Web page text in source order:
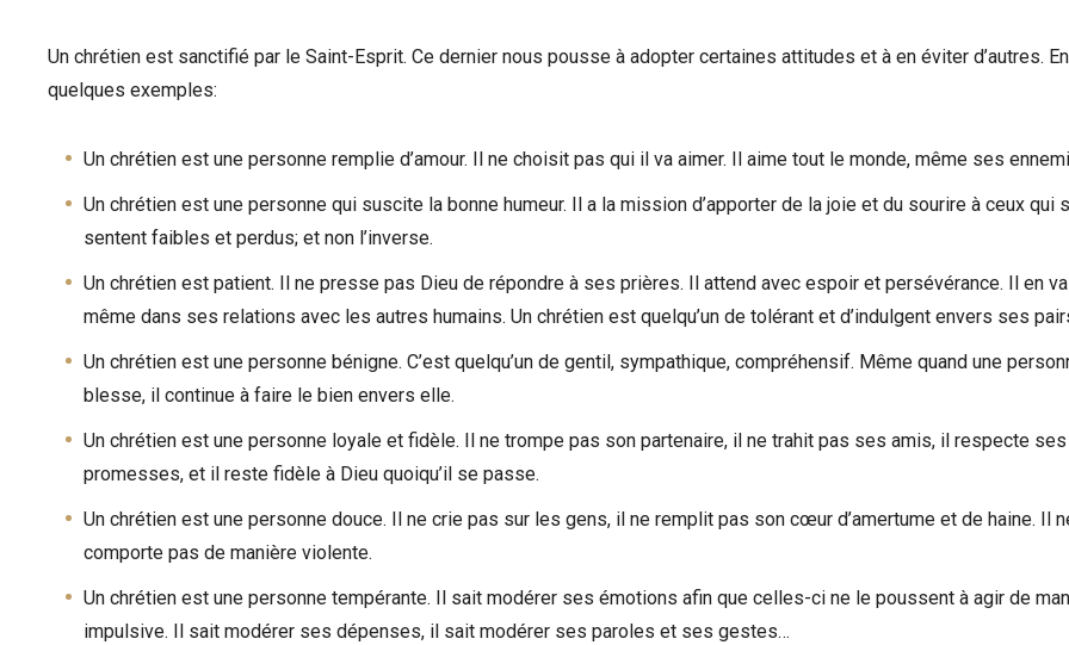
Un chrétien est sanctifié par le Saint-Esprit. Ce dernier nous pousse à adopter certaines attitudes et à en éviter d’autres.
quelques exemples:
Un chrétien est une personne remplie d’amour. Il ne choisit pas qui il va aimer. Il aime tout le monde, même ses
Un chrétien est une personne qui suscite la bonne humeur. Il a la mission d’apporter de la joie et du sourire à ceux qui
sentent faibles et perdus; et non l’inverse.
Un chrétien est patient. Il ne presse pas Dieu de répondre à ses prières. Il attend avec espoir et persévérance. Il en
même dans ses relations avec les autres humains. Un chrétien est quelqu’un de tolérant et d’indulgent envers ses
Un chrétien est une personne bénigne. C’est quelqu’un de gentil, sympathique, compréhensif. Même quand une
blesse, il continue à faire le bien envers elle.
Un chrétien est une personne loyale et fidèle. Il ne trompe pas son partenaire, il ne trahit pas ses amis, il respecte ses
promesses, et il reste fidèle à Dieu quoiqu’il se passe.
Un chrétien est une personne douce. Il ne crie pas sur les gens, il ne remplit pas son cœur d’amertume et de haine. Il
comporte pas de manière violente.
Un chrétien est une personne tempérante. Il sait modérer ses émotions afin que celles-ci ne le poussent à agir de
impulsive. Il sait modérer ses dépenses, il sait modérer ses paroles et ses gestes…